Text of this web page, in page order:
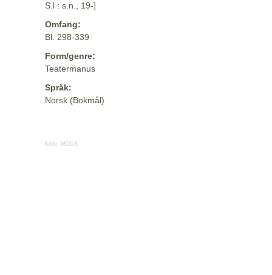
S.l : s.n., 19-]
Omfang:
Bl. 298-339
Form/genre:
Teatermanus
Språk:
Norsk (Bokmål)
Kilde: MODS